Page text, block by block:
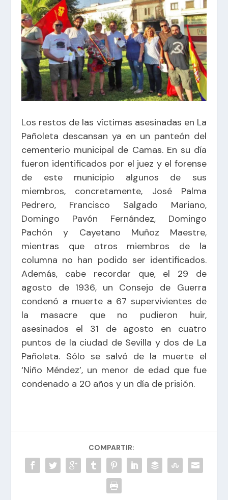
Los restos de las víctimas asesinadas en La
Pañoleta descansan ya en un panteón del
cementerio municipal de Camas. En su día
fueron identificados por el juez y el forense
de este municipio algunos de sus
miembros, concretamente, José Palma
Pedrero, Francisco Salgado Mariano,
Domingo Pavón Fernández, Domingo
Pachón y Cayetano Muñoz Maestre,
mientras que otros miembros de la
columna no han podido ser identificados.
Además, cabe recordar que, el 29 de
agosto de 1936, un Consejo de Guerra
condenó a muerte a 67 supervivientes de
la masacre que no pudieron huir,
asesinados el 31 de agosto en cuatro
puntos de la ciudad de Sevilla y dos de La
Pañoleta. Sólo se salvó de la muerte el
‘Niño Méndez’, un menor de edad que fue
condenado a 20 años y un día de prisión.
COMPARTIR: